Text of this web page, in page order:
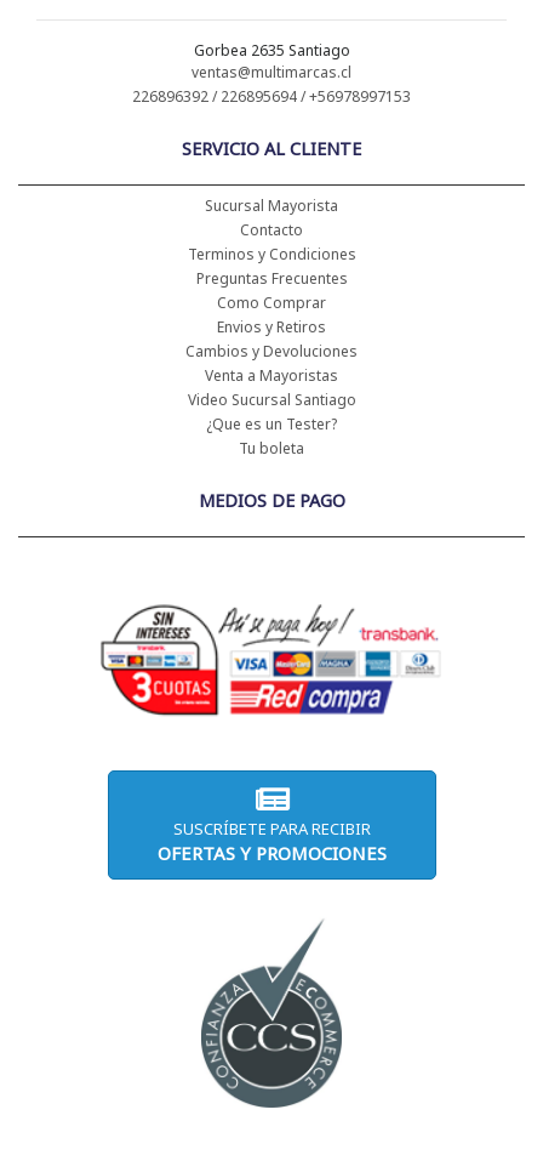
Gorbea 2635 Santiago
ventas@multimarcas.cl
226896392 / 226895694 / +56978997153
SERVICIO AL CLIENTE
Sucursal Mayorista
Contacto
Terminos y Condiciones
Preguntas Frecuentes
Como Comprar
Envios y Retiros
Cambios y Devoluciones
Venta a Mayoristas
Video Sucursal Santiago
¿Que es un Tester?
Tu boleta
MEDIOS DE PAGO
SUSCRÍBETE PARA RECIBIR
OFERTAS Y PROMOCIONES